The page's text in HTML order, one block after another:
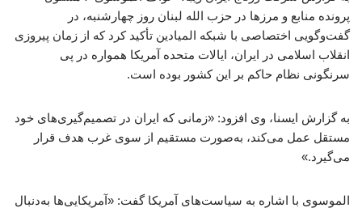
پرونده منابع و مرزها در حزب ‌الله لبنان روز چهارشنبه، در
گفت‌وگویی اختصاصی با شبکه المیادین تأکید کرد که از زمان پیروزی
انقلاب اسلامی در ایران، ایالات متحده آمریکا همواره در پی
سرنگونی نظام حاکم بر این کشور بوده است.
به گزارش ایسنا، وی افزود: «زمانی که ایران در تصمیم‌گیری‌های خود
مستقل عمل می‌کند، به‌صورت مستقیم از سوی غرب هدف قرار
می‌گیرد.»
الموسوی با اشاره به سیاست‌های آمریکا گفت: «آمریکایی‌ها به‌دنبال